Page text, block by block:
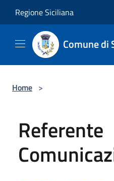
Regione Siciliana
Comune di
Home >
Referente